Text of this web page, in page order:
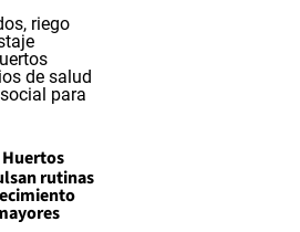
Huertos
rutinas